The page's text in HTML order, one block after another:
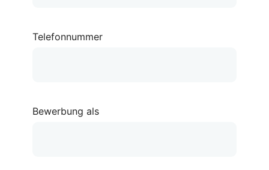
Telefonnummer
Bewerbung als